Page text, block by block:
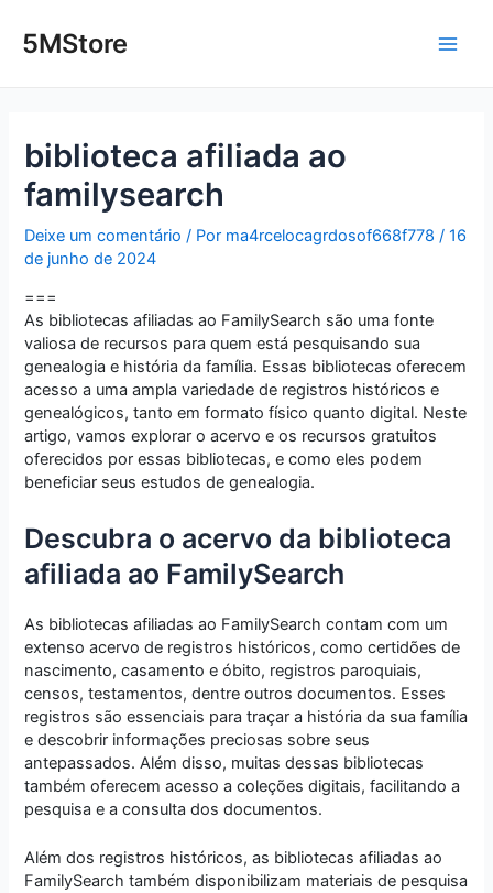
para5MStore
biblioteca afiliada ao
familysearch
Deixe um comentário / Por ma4rcelocagrdosof668f778/16
de junho de 2024
===
As bibliotecas afiliadas ao FamilySearch são uma fonte
valiosa de recursos para quem está pesquisando sua
genealogia e história da família. Essas bibliotecas oferecem
acesso a uma ampla variedade de registros históricos e
genealógicos, tanto em formato físico quanto digital. Neste
artigo, vamos explorar o acervo e os recursos gratuitos
oferecidos por essas bibliotecas, e como eles podem
beneficiar seus estudos de genealogia.
Descubra o acervo da biblioteca
afiliada ao FamilySearch
As bibliotecas afiliadas ao FamilySearch contam com um
extenso acervo de registros históricos, como certidões de
nascimento, casamento e óbito, registros paroquiais,
censos, testamentos, dentre outros documentos. Esses
registros são essenciais para traçar a história da sua família
e descobrir informações preciosas sobre seus
antepassados. Além disso, muitas dessas bibliotecas
também oferecem acesso a coleções digitais, facilitando a
pesquisa e a consulta dos documentos.
Além dos registros históricos, as bibliotecas afiliadas ao
FamilySearch também disponibilizam materiais de pesquisa
navigation